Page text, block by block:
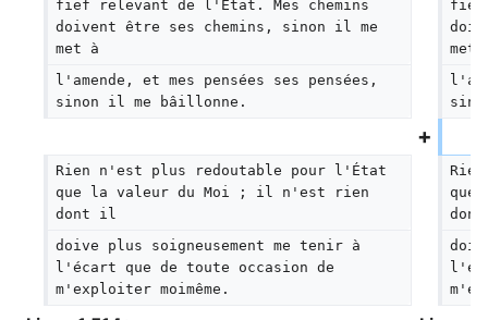
fief relevant de l'État. Mes chemins
doivent être ses chemins, sinon il me
met à
fief
met
l'amende, et mes pensées ses pensées,
sinon il me bâillonne.
Rien n'est plus redoutable pour l'État
que la valeur du Moi ; il n'est rien
dont il
doive plus soigneusement me tenir à
l'écart que de toute occasion de
m'exploiter moimême.